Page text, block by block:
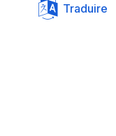
Traduire